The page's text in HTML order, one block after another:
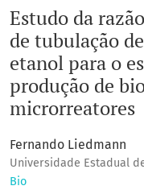
Estudo da
de tubulação
etanol para o
produção de
microrreatores
Fernando Liedmann
Universidade Estadual
Bio